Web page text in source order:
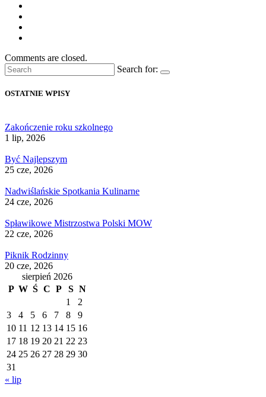
Comments are closed.
Search for:
OSTATNIE WPISY
Zakończenie roku szkolnego
1 lip, 2026
Być Najlepszym
25 cze, 2026
Nadwiślańskie Spotkania Kulinarne
24 cze, 2026
Spławikowe Mistrzostwa Polski MOW
22 cze, 2026
Piknik Rodzinny
20 cze, 2026
sierpień 2026
P W Ś C P S N
1
2
3
4 5 6 7 8
9
10 11 12 13 14 15 16
17 18 19 20 21 22 23
24 25 26 27 28 29 30
31
« lip